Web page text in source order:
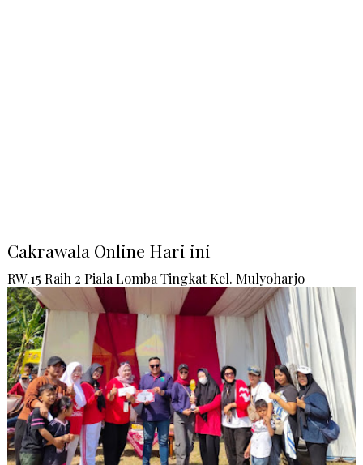
Cakrawala Online Hari ini
RW.15 Raih 2 Piala Lomba Tingkat Kel. Mulyoharjo